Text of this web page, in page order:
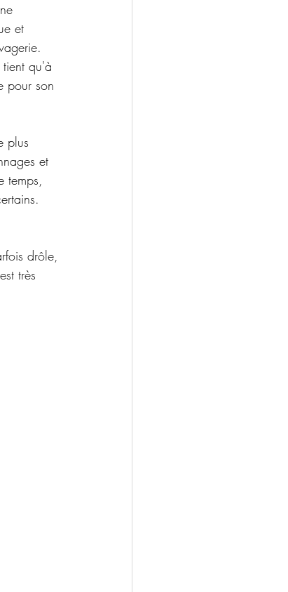
et
qu'à
pour son
plus
et
temps,
drôle,
très